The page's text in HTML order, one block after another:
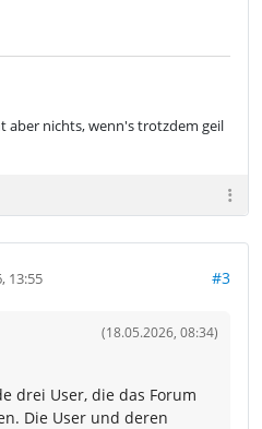
aber nichts, wenn's trotzdem geil
13:55 #3
(18.05.2026, 08:34)
drei User, die das Forum
Die User und deren